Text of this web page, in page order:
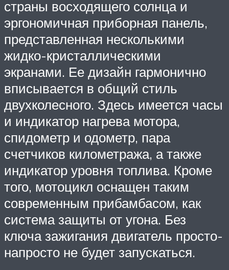
страны восходящего солнца и
эргономичная приборная панель,
представленная несколькими
жидко-кристаллическими
экранами. Ее дизайн гармонично
вписывается в общий стиль
двухколесного. Здесь имеется часы
и индикатор нагрева мотора,
спидометр и одометр, пара
счетчиков километража, а также
индикатор уровня топлива. Кроме
того, мотоцикл оснащен таким
современным прибамбасом, как
система защиты от угона. Без
ключа зажигания двигатель просто-
напросто не будет запускаться.